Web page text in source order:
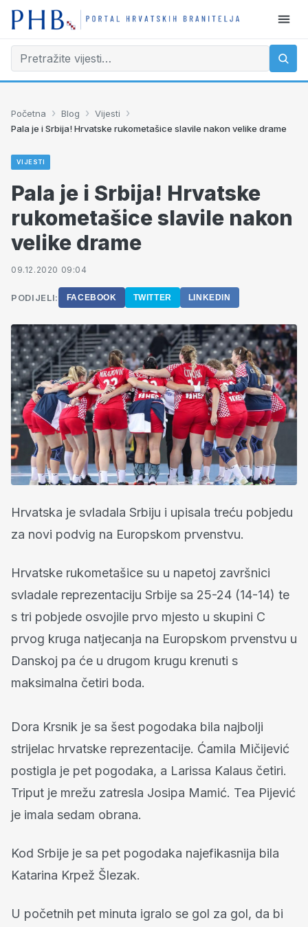
Početna › Blog › Vijesti ›
Pala je i Srbija! Hrvatske rukometašice slavile nakon velike drame
VIJESTI
Pala je i Srbija! Hrvatske
rukometašice slavile nakon
velike drame
09.12.2020 09:04
PODIJELI: FACEBOOK TWITTER LINKEDIN
Hrvatska je svladala Srbiju i upisala treću pobjedu
za novi podvig na Europskom prvenstvu.
Hrvatske rukometašice su u napetoj završnici
svladale reprezentaciju Srbije sa 25-24 (14-14) te
s tri pobjede osvojile prvo mjesto u skupini C
prvog kruga natjecanja na Europskom prvenstvu u
Danskoj pa će u drugom krugu krenuti s
maksimalna četiri boda.
Dora Krsnik je sa šest pogodaka bila najbolji
strijelac hrvatske reprezentacije. Ćamila Mičijević
postigla je pet pogodaka, a Larissa Kalaus četiri.
Triput je mrežu zatresla Josipa Mamić. Tea Pijević
je imala sedam obrana.
Kod Srbije je sa pet pogodaka najefikasnija bila
Katarina Krpež Šlezak.
U početnih pet minuta igralo se gol za gol, da bi